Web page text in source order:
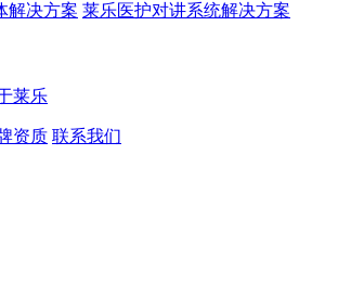
解决方案 莱乐医护对讲系统解决方案
莱乐
资质 联系我们